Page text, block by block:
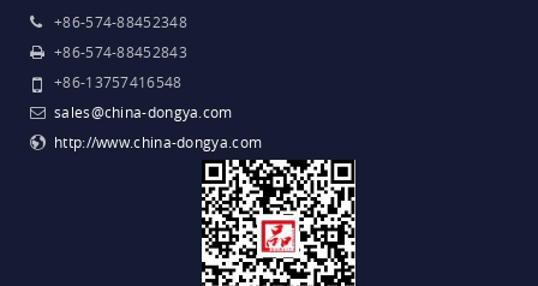
+86-574-88452348
+86-574-88452843
+86-13757416548
sales@china-dongya.com
http://www.china-dongya.com